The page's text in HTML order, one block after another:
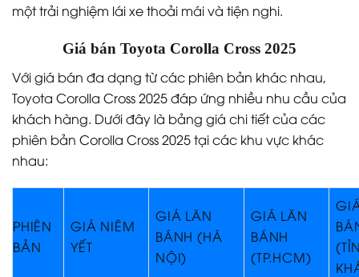
một trải nghiệm lái xe thoải mái và tiện nghi.
Giá bán Toyota Corolla Cross 2025
Với giá bán đa dạng từ các phiên bản khác nhau,
Toyota Corolla Cross 2025 đáp ứng nhiều nhu cầu của
khách hàng. Dưới đây là bảng giá chi tiết của các
phiên bản Corolla Cross 2025 tại các khu vực khác
nhau:
PHIÊN
BẢN
GIÁ NIÊM
YẾT
GIÁ LĂN
BÁNH (HÀ
NỘI)
GIÁ LĂN
BÁNH
(TP.HCM)